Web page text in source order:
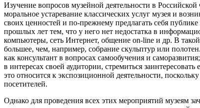
Изучение вопросов музейной деятельности в
моральное устаревание классических услуг музея и
своих ценностей и по-прежнему предлагать себя
прошлых лет тем, что у него нет недостатка в
компьютеры, сеть Интернет, общение on-line и др. В
большее, чем, например, собрание скульптур или
как консультант в вопросах самообучения и
в интересах своей аудитории, стремиться
это относится к экспозиционной деятельности,
посетителей.
Однако для проведения всех этих мероприятий музеям